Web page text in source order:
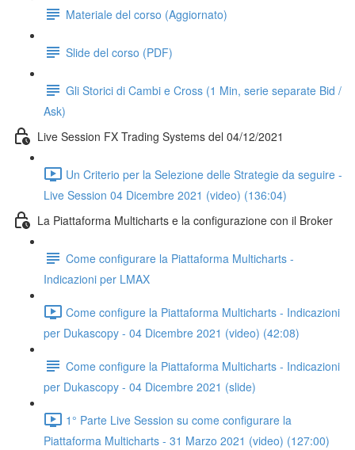
Materiale del corso (Aggiornato)
Slide del corso (PDF)
Gli Storici di Cambi e Cross (1 Min, serie separate Bid /
Ask)
Live Session FX Trading Systems del 04/12/2021
Un Criterio per la Selezione delle Strategie da seguire -
Live Session 04 Dicembre 2021 (video) (136:04)
La Piattaforma Multicharts e la configurazione con il Broker
Come configurare la Piattaforma Multicharts -
Indicazioni per LMAX
Come configure la Piattaforma Multicharts - Indicazioni
per Dukascopy - 04 Dicembre 2021 (video) (42:08)
Come configure la Piattaforma Multicharts - Indicazioni
per Dukascopy - 04 Dicembre 2021 (slide)
1° Parte Live Session su come configurare la
Piattaforma Multicharts - 31 Marzo 2021 (video) (127:00)